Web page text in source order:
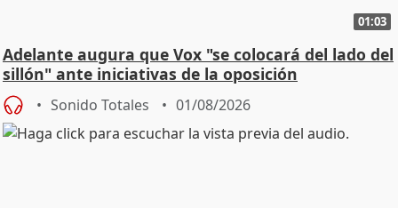
01:03
Adelante augura que Vox "se colocará del lado del
sillón" ante iniciativas de la oposición
Sonido Totales 01/08/2026